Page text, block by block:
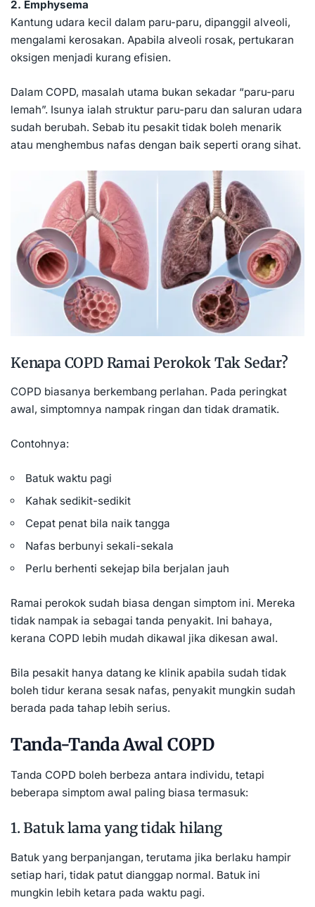
2. Emphysema
Kantung udara kecil dalam paru-paru, dipanggil alveoli,
mengalami kerosakan. Apabila alveoli rosak, pertukaran
oksigen menjadi kurang efisien.
Dalam COPD, masalah utama bukan sekadar “paru-paru
lemah”. Isunya ialah struktur paru-paru dan saluran udara
sudah berubah. Sebab itu pesakit tidak boleh menarik
atau menghembus nafas dengan baik seperti orang sihat.
Kenapa COPD Ramai Perokok Tak Sedar?
COPD biasanya berkembang perlahan. Pada peringkat
awal, simptomnya nampak ringan dan tidak dramatik.
Contohnya:
Batuk waktu pagi
Kahak sedikit-sedikit
Cepat penat bila naik tangga
Nafas berbunyi sekali-sekala
Perlu berhenti sekejap bila berjalan jauh
Ramai perokok sudah biasa dengan simptom ini. Mereka
tidak nampak ia sebagai tanda penyakit. Ini bahaya,
kerana COPD lebih mudah dikawal jika dikesan awal.
Bila pesakit hanya datang ke klinik apabila sudah tidak
boleh tidur kerana sesak nafas, penyakit mungkin sudah
berada pada tahap lebih serius.
Tanda-Tanda Awal COPD
Tanda COPD boleh berbeza antara individu, tetapi
beberapa simptom awal paling biasa termasuk:
1. Batuk lama yang tidak hilang
Batuk yang berpanjangan, terutama jika berlaku hampir
setiap hari, tidak patut dianggap normal. Batuk ini
mungkin lebih ketara pada waktu pagi.